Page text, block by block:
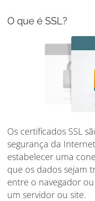
O que é SSL?
Os certificados SSL
segurança da
estabelecer uma
que os dados sejam
entre o navegador
um servidor ou site.